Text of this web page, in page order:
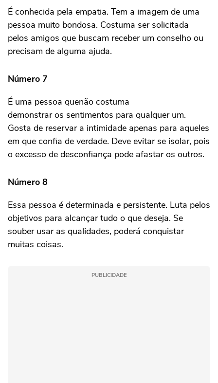
É conhecida pela empatia. Tem a imagem de uma
pessoa muito bondosa. Costuma ser solicitada
pelos amigos que buscam receber um conselho ou
precisam de alguma ajuda.
Número 7
É uma pessoa quenão costuma
demonstrar os sentimentos para qualquer um.
Gosta de reservar a intimidade apenas para aqueles
em que confia de verdade. Deve evitar se isolar, pois
o excesso de desconfiança pode afastar os outros.
Número 8
Essa pessoa é determinada e persistente. Luta pelos
objetivos para alcançar tudo o que deseja. Se
souber usar as qualidades, poderá conquistar
muitas coisas.
PUBLICIDADE